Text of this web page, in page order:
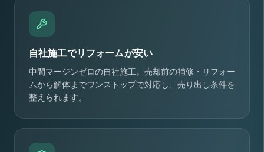
自社施工でリフォームが安い
中間マージンゼロの自社施工。売却前の補修・リフォー
ムから解体までワンストップで対応し、売り出し条件を
整えられます。